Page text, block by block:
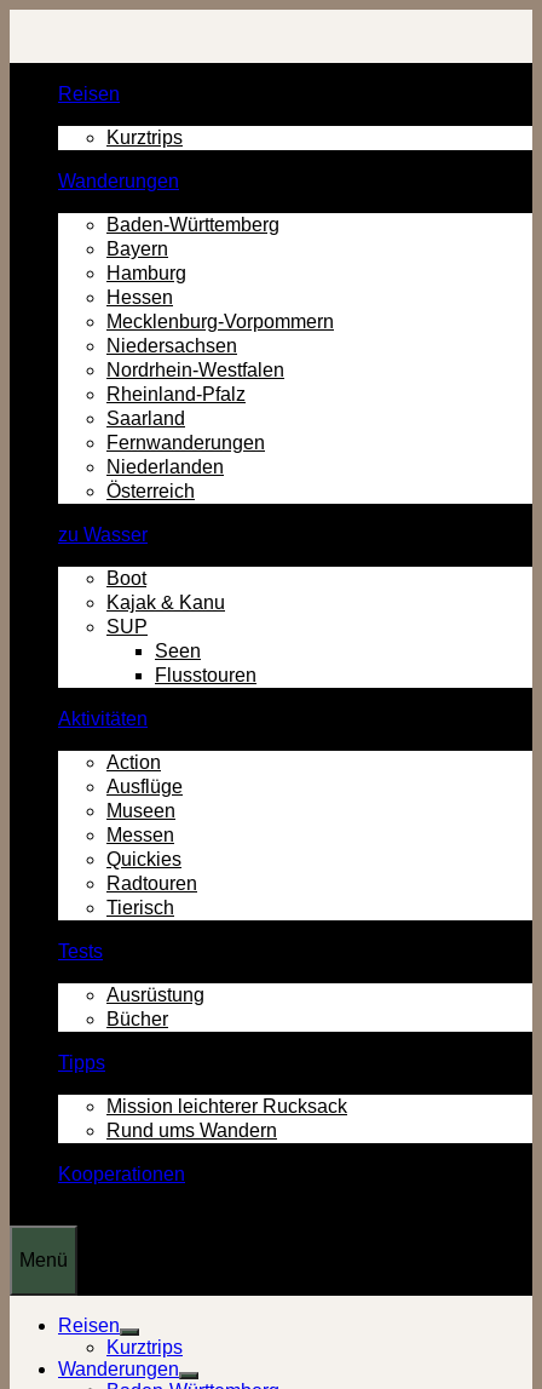
Inhalt
Reisen
Kurztrips
Wanderungen
Baden-Württemberg
Bayern
Hamburg
Hessen
Mecklenburg-Vorpommern
Niedersachsen
Nordrhein-Westfalen
Rheinland-Pfalz
Saarland
Fernwanderungen
Niederlanden
Österreich
zu Wasser
Boot
Kajak & Kanu
SUP
Seen
Flusstouren
Aktivitäten
Action
Ausflüge
Museen
Messen
Quickies
Radtouren
Tierisch
Tests
Ausrüstung
Bücher
Tipps
Mission leichterer Rucksack
Rund ums Wandern
Kooperationen
Menü
Reisen
Show
sub
menu
Kurztrips
Wanderungen
Show